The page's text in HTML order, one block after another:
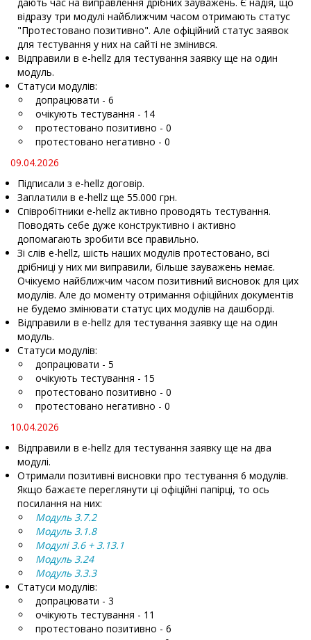
відразу три модулі найближчим часом отримають статус
"Протестовано позитивно". Але офіційний статус заявок
для тестування у них на сайті не змінився.
Відправили в e-hellz для тестування заявку ще на один
модуль.
Статуси модулів:
допрацювати - 6
очікують тестування - 14
протестовано позитивно - 0
протестовано негативно - 0
09.04.2026
Підписали з e-hellz договір.
Заплатили в e-hellz ще 55.000 грн.
Співробітники e-hellz активно проводять тестування.
Поводять себе дуже конструктивно і активно
допомагають зробити все правильно.
Зі слів e-hellz, шість наших модулів протестовано, всі
дрібниці у них ми виправили, більше зауважень немає.
Очікуємо найближчим часом позитивний висновок для цих
модулів. Але до моменту отримання офіційних документів
не будемо змінювати статус цих модулів на дашборді.
Відправили в e-hellz для тестування заявку ще на один
модуль.
Статуси модулів:
допрацювати - 5
очікують тестування - 15
протестовано позитивно - 0
протестовано негативно - 0
10.04.2026
Відправили в e-hellz для тестування заявку ще на два
модулі.
Отримали позитивні висновки про тестування 6 модулів.
Якщо бажаєте переглянути ці офіційні папірці, то ось
посилання на них:
Модуль 3.7.2
Модуль 3.1.8
Модулі 3.6 + 3.13.1
Модуль 3.24
Модуль 3.3.3
Статуси модулів:
допрацювати - 3
очікують тестування - 11
протестовано позитивно - 6